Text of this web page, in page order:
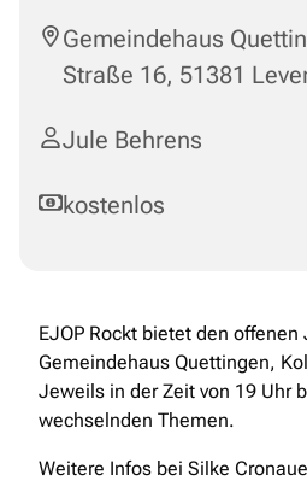
Gemeindehaus
Straße 16, 51381
Jule Behrens
kostenlos
EJOP Rockt bietet den
Gemeindehaus Quettingen,
Jeweils in der Zeit von 19 Uhr
wechselnden Themen.
Weitere Infos bei Silke